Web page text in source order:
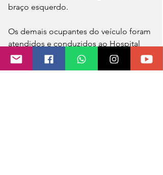
braço esquerdo.
Os demais ocupantes do veículo foram
atendidos e conduzidos ao Hospital
pela equipe do SAMU.